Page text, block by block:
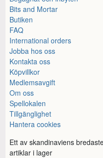
Bits and Mortar
Butiken
FAQ
International orders
Jobba hos oss
Kontakta oss
Köpvillkor
Medlemsavgift
Om oss
Spellokalen
Tillgänglighet
Hantera cookies
Ett av skandinaviens
artiklar i lager